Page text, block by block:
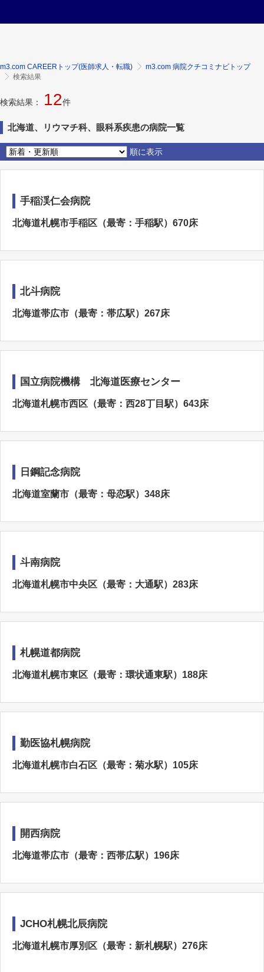
m3.com CAREERトップ(医師求人・転職)
m3.com 病院クチコミナビトップ
検索結果
検索結果： 12件
北海道、リウマチ科、眼科系疾患の病院一覧
順に表示
手稲渓仁会病院
北海道札幌市手稲区（最寄：手稲駅）670床
北斗病院
北海道帯広市（最寄：帯広駅）267床
国立病院機構 北海道医療センター
北海道札幌市西区（最寄：西28丁目駅）643床
日鋼記念病院
北海道室蘭市（最寄：母恋駅）348床
斗南病院
北海道札幌市中央区（最寄：大通駅）283床
札幌道都病院
北海道札幌市東区（最寄：環状通東駅）188床
勤医協札幌病院
北海道札幌市白石区（最寄：菊水駅）105床
開西病院
北海道帯広市（最寄：西帯広駅）196床
JCHO札幌北辰病院
北海道札幌市厚別区（最寄：新札幌駅）276床